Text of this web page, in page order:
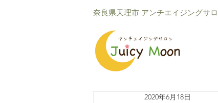
奈良県天理市 アンチエイジングサ
2020年6月18日